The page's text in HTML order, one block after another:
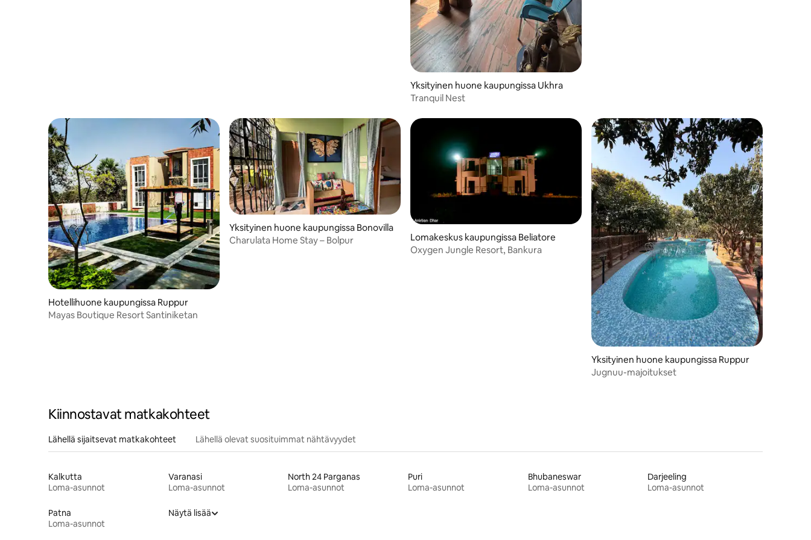
Yksityinen huone kaupungissa Ukhra
Tranquil Nest
Hotellihuone kaupungissa Ruppur
Mayas Boutique Resort Santiniketan
Yksityinen huone kaupungissa Bonovilla
Charulata Home Stay – Bolpur
Lomakeskus kaupungissa Beliatore
Oxygen Jungle Resort, Bankura
Yksityinen huone kaupungissa Ruppur
Jugnuu-majoitukset
Kiinnostavat matkakohteet
Lähellä sijaitsevat matkakohteet Lähellä olevat suosituimmat nähtävyydet
Kalkutta
Loma-asunnot
Varanasi
Loma-asunnot
North 24 Parganas
Loma-asunnot
Puri
Loma-asunnot
Bhubaneswar
Loma-asunnot
Darjeeling
Loma-asunnot
Patna
Loma-asunnot
Näytä lisää